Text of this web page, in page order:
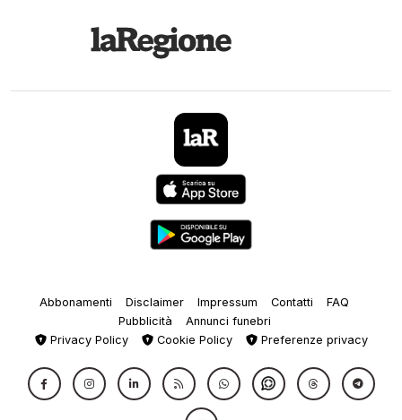
Abbonamenti Disclaimer Impressum Contatti
FAQ
Pubblicità
Annunci funebri
Privacy Policy
Cookie Policy Preferenze privacy